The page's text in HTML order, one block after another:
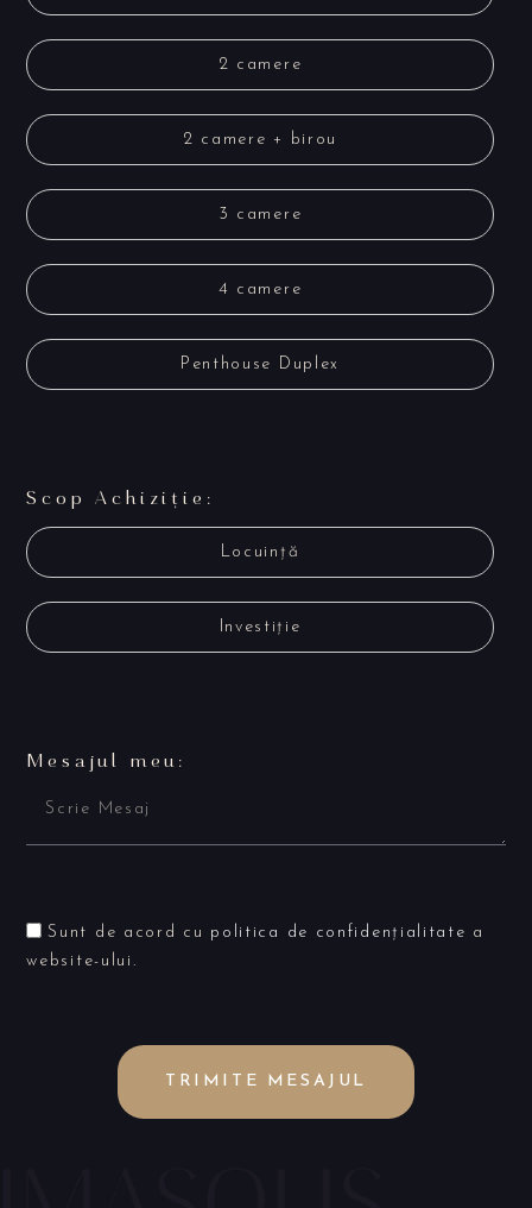
2 camere
2 camere + birou
3 camere
4 camere
Penthouse Duplex
Scop Achiziție:
Locuință
Investiție
Mesajul meu:
Sunt de acord cu politica de confidențialitate a
website-ului.
TRIMITE MESAJUL